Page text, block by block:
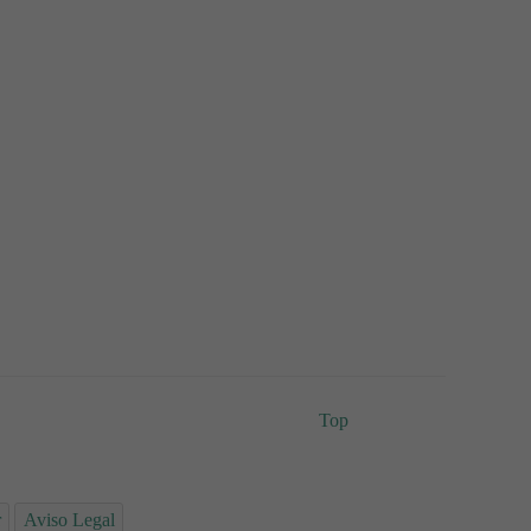
Aviso Legal
Top